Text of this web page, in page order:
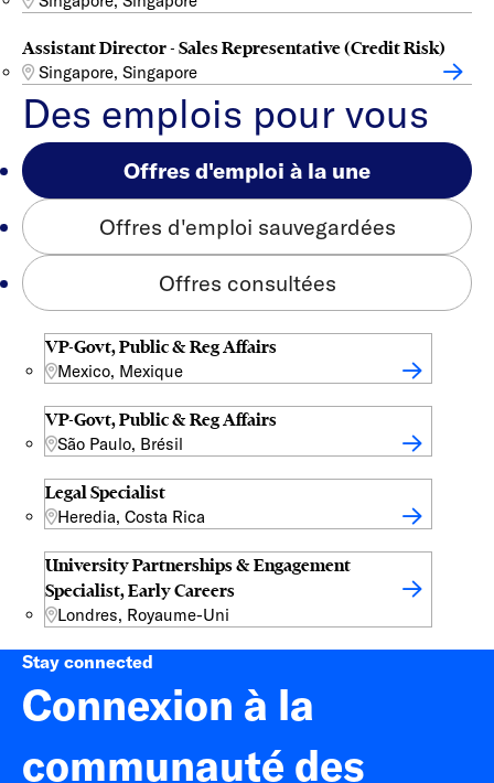
Assistant Director - Sales Representative (Credit Risk)
Singapore, Singapore
Des emplois pour vous
Offres d'emploi à la une
Offres d'emploi sauvegardées
Offres consultées
VP-Govt, Public & Reg Affairs
Mexico, Mexique
VP-Govt, Public & Reg Affairs
São Paulo, Brésil
Legal Specialist
Heredia, Costa Rica
University Partnerships & Engagement
Specialist, Early Careers
Londres, Royaume-Uni
Stay connected
Connexion à la
communauté des